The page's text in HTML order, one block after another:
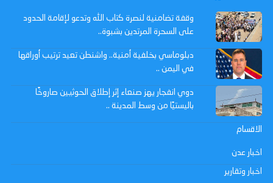
وقفة تضامنية لنصرة كتاب الله وتدعو لإقامة الحدود
على السحرة المرتدين بشبوة..
دبلوماسي بخلفية أمنية.. واشنطن تعيد ترتيب أوراقها
في اليمن ..
دوي انفجار يهز صنعاء إثر إطلاق الحوثيين صاروخًا
باليستيًا من وسط المدينة ..
الاقسام
اخبار عدن
اخبار وتقارير